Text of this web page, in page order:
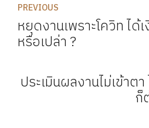
PREVIOUS
หยุดงานเพราะโควิท ได้
หรือเปล่า ?
ประเมินผลงานไม่เข้าต
ก็